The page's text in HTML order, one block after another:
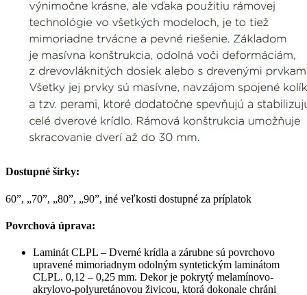
Dostupné šírky:
60”, „70”, „80”, „90”, iné veľkosti dostupné za príplatok
Povrchová úprava:
Laminát CLPL – Dverné krídla a zárubne sú povrchovo
upravené mimoriadnym odolným syntetickým laminátom
CLPL. 0,12 – 0,25 mm. Dekor je pokrytý melamínovo-
akrylovo-polyuretánovou živicou, ktorá dokonale chráni